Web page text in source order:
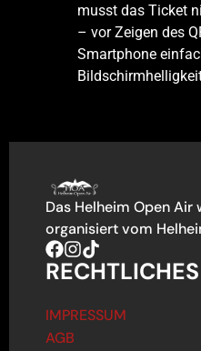
musst das Ticket
– vor Zeigen des
Smartphone
Das Helheim Open
organisiert vom
RECHTLICHES
IMPRESSUM
AGB